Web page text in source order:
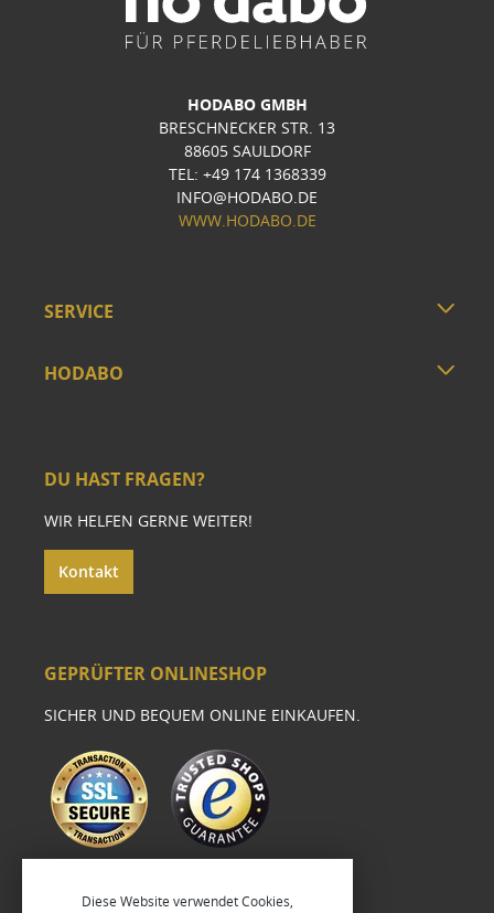
HODABO GMBH
BRESCHNECKER STR. 13
88605 SAULDORF
TEL: +49 174 1368339
INFO@HODABO.DE
WWW.HODABO.DE
SERVICE
HODABO
DU HAST FRAGEN?
WIR HELFEN GERNE WEITER!
Kontakt
GEPRÜFTER ONLINESHOP
SICHER UND BEQUEM ONLINE EINKAUFEN.
Diese Website verwendet Cookies,